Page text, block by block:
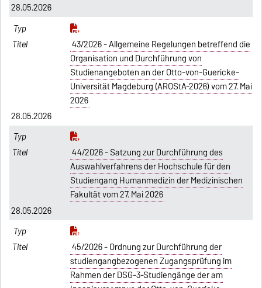
28.05.2026
43/2026 - Allgemeine Regelungen betreffend die
Organisation und Durchführung von
Studienangeboten an der Otto-von-Guericke-
Universität Magdeburg (AROStA-2026) vom 27. Mai
2026
28.05.2026
44/2026 - Satzung zur Durchführung des
Auswahlverfahrens der Hochschule für den
Studiengang Humanmedizin der Medizinischen
Fakultät vom 27. Mai 2026
28.05.2026
45/2026 - Ordnung zur Durchführung der
studiengangbezogenen Zugangsprüfung im
Rahmen der DSG-3-Studiengänge der am